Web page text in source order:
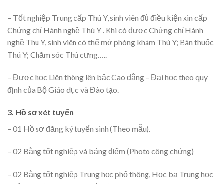
– Tốt nghiệp Trung cấp Thú Y, sinh viên đủ điều kiện xin cấp
Chứng chỉ Hành nghề Thú Y . Khi có được Chứng chỉ Hành
nghề Thú Y, sinh viên có thể mở phòng khám Thú Y; Bán thuốc
Thú Y; Chăm sóc Thú cưng…..
– Được học Liên thông lên bậc Cao đẳng – Đại học theo quy
định của Bộ Giáo dục và Đào tạo.
3. Hồ sơ xét tuyển
– 01 Hồ sơ đăng ký tuyển sinh (Theo mẫu).
– 02 Bằng tốt nghiệp và bảng điểm (Photo công chứng)
– 02 Bằng tốt nghiệp Trung học phổ thông, Học bạ Trung học